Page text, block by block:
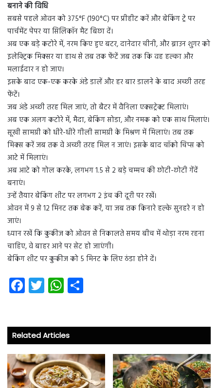
बनाने की विधि
सबसे पहले ओवन को 375°F (190°C) पर प्रीहीट करें और बेकिंग ट्रे पर
पार्चमेंट पेपर या सिलिकॉन मैट बिछा दें।
अब एक बड़े कटोरे में, नरम किए हुए बटर, दानेदार चीनी, और ब्राउन शुगर को
इलेक्ट्रिक मिक्सर या हाथ से तब तक फेंटें जब तक कि वह हल्का और
मलाईदार न हो जाए।
इसके बाद एक-एक करके अंडे डालें और हर बार डालने के बाद अच्छी तरह
फेंटें।
जब अंडे अच्छी तरह मिल जाएं, तो बैटर में वैनिला एक्सट्रेक्ट मिलाएं।
अब एक अलग कटोरे में, मैदा, बेकिंग सोडा, और नमक को एक साथ मिलाएं।
सूखी सामग्री को धीरे-धीरे गीली सामग्री के मिश्रण में मिलाएं। तब तक
मिक्स करें जब तक वे अच्छी तरह मिल न जाएं। इसके बाद चॉको चिप्स को
आटे में मिलाएं।
अब आटे को गोल करके, लगभग 1.5 से 2 बड़े चम्मच की छोटी-छोटी गेंदें
बनाएं।
उन्हें तैयार बेकिंग शीट पर लगभग 2 इंच की दूरी पर रखें।
ओवन में 9 से 12 मिनट तक बेक करें, या जब तक किनारे हल्के सुनहरे न हो
जाएं।
ध्यान रखें कि कुकीज को ओवन से निकालते समय बीच में थोड़ा नरम रहना
चाहिए, वे बाहर आने पर सेट हो जाएंगी।
बेकिंग शीट पर कुकीज को 5 मिनट के लिए ठंडा होने दें।
Fa
ce
o
ok
T
wi
er
W
ha
A
p
p
Related Articles